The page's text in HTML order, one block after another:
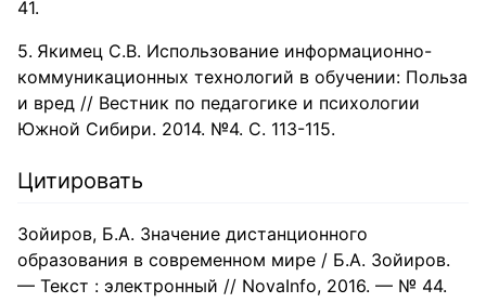
41.
Якимец С.В. Использование информационно-
коммуникационных технологий в обучении: Польза
и вред // Вестник по педагогике и психологии
Южной Сибири. 2014. №4. С. 113-115.
Цитировать
Зойиров, Б.А. Значение дистанционного
образования в современном мире / Б.А. Зойиров.
— Текст : электронный // NovaInfo, 2016. — № 44.